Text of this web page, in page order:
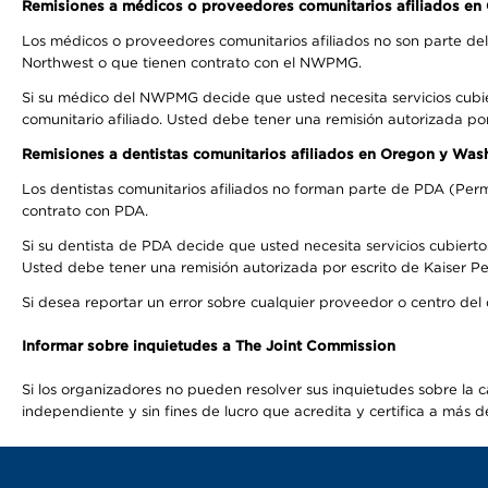
Remisiones a médicos o proveedores comunitarios afiliados
Los médicos o proveedores comunitarios afiliados no son parte
Northwest o que tienen contrato con el NWPMG.
Si su médico del NWPMG decide que usted necesita servicios
comunitario afiliado. Usted debe tener una remisión autorizada
Remisiones a dentistas comunitarios afiliados en Oregon y
Los dentistas comunitarios afiliados no forman parte de PDA
contrato con PDA.
Si su dentista de PDA decide que usted necesita servicios
Usted debe tener una remisión autorizada por escrito de Kaiser
Si desea reportar un error sobre cualquier proveedor o centro
Informar sobre inquietudes a The Joint Commission
Si los organizadores no pueden resolver sus inquietudes sobre
independiente y sin fines de lucro que acredita y certifica a más